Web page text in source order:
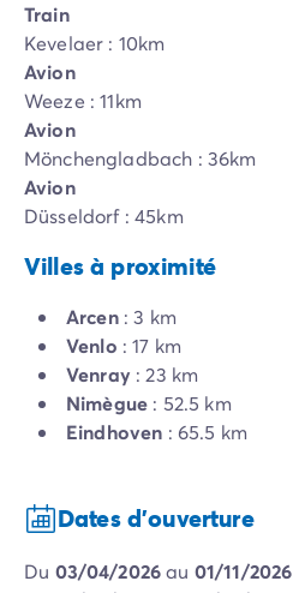
Train
Kevelaer : 10km
Avion
Weeze : 11km
Avion
Mönchengladbach : 36km
Avion
Düsseldorf : 45km
Villes à proximité
Arcen: 3 km
Venlo : 17 km
Venray : 23 km
Nimègue : 52.5 km
Eindhoven : 65.5 km
Dates d'ouverture
du 03/04/2026au 01/11/2026